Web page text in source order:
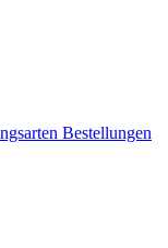
Bestellungen